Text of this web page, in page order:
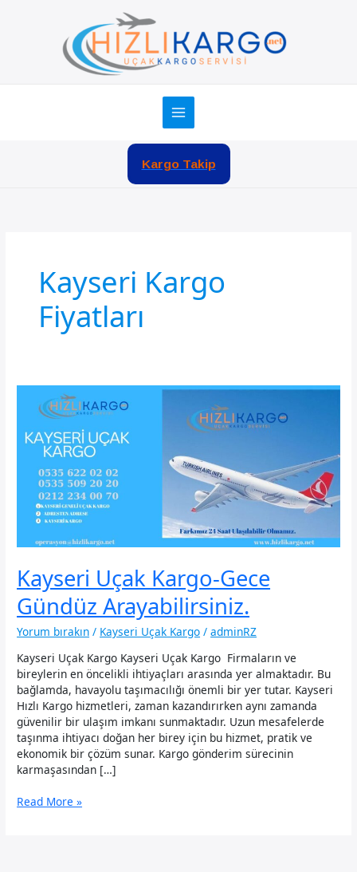
Kargo Takip
Kayseri Kargo
Fiyatları
Kayseri Uçak Kargo-Gece
Gündüz Arayabilirsiniz.
Yorum bırakın / Kayseri Uçak Kargo /adminRZ
Kayseri Uçak Kargo Kayseri Uçak Kargo Firmaların ve
bireylerin en öncelikli ihtiyaçları arasında yer almaktadır. Bu
bağlamda, havayolu taşımacılığı önemli bir yer tutar. Kayseri
Hızlı Kargo hizmetleri, zaman kazandırırken aynı zamanda
güvenilir bir ulaşım imkanı sunmaktadır. Uzun mesafelerde
taşınma ihtiyacı doğan her birey için bu hizmet, pratik ve
ekonomik bir çözüm sunar. Kargo gönderim sürecinin
karmaşasından […]
Kayseri
Read More »